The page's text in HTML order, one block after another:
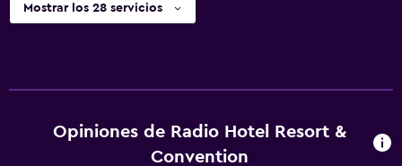
Mostrar los 28 servicios
Opiniones de Radio Hotel Resort &
Convention